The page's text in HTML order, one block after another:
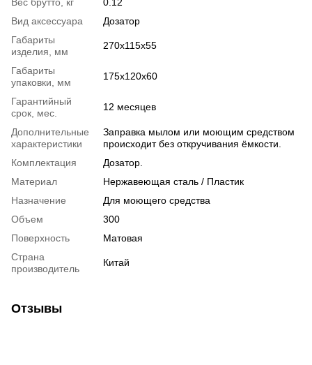
Вид аксессуара
Дозатор
Габариты
изделия, мм
270х115х55
Габариты
упаковки, мм
175х120х60
Гарантийный
срок, мес.
12 месяцев
Дополнительные
характеристики
Заправка мылом или моющим средством
происходит без откручивания ёмкости.
Комплектация
Дозатор.
Материал
Нержавеющая сталь / Пластик
Назначение
Для моющего средства
Объем
300
Поверхность
Матовая
Страна
производитель
Китай
Отзывы